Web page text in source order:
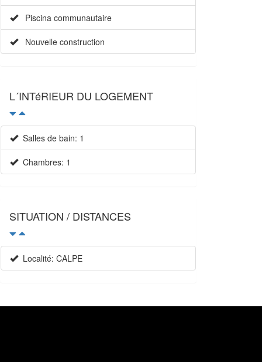
Piscina communautaire
Nouvelle construction
L´INTéRIEUR DU LOGEMENT
Salles de bain: 1
Chambres: 1
SITUATION / DISTANCES
Localité: CALPE